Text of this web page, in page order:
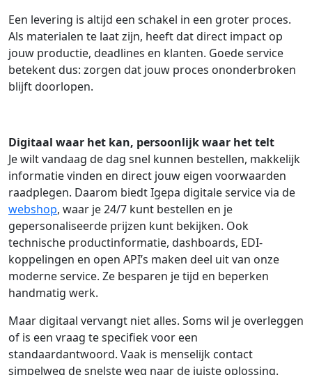
Een levering is altijd een schakel in een groter proces.
Als materialen te laat zijn, heeft dat direct impact op
jouw productie, deadlines en klanten. Goede service
betekent dus: zorgen dat jouw proces ononderbroken
blijft doorlopen.
Digitaal waar het kan, persoonlijk waar het telt
Je wilt vandaag de dag snel kunnen bestellen, makkelijk
informatie vinden en direct jouw eigen voorwaarden
raadplegen. Daarom biedt Igepa digitale service via de
webshop, waar je 24/7 kunt bestellen en je
gepersonaliseerde prijzen kunt bekijken. Ook
technische productinformatie, dashboards, EDI-
koppelingen en open API’s maken deel uit van onze
moderne service. Ze besparen je tijd en beperken
handmatig werk.
Maar digitaal vervangt niet alles. Soms wil je overleggen
of is een vraag te specifiek voor een
standaardantwoord. Vaak is menselijk contact
simpelweg de snelste weg naar de juiste oplossing.